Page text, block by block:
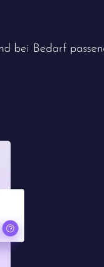
bei Bedarf